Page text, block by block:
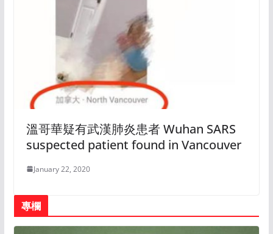
溫哥華疑有武漢肺炎患者 Wuhan SARS
suspected patient found in Vancouver
January 22, 2020
專欄